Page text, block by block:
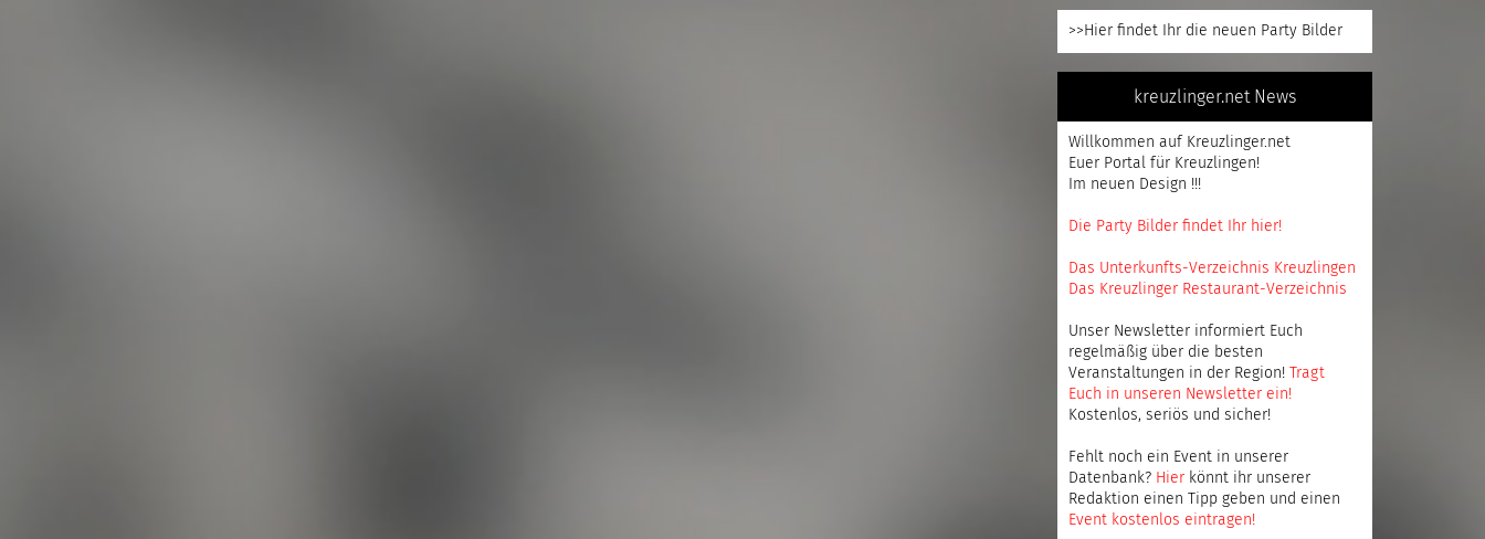
>>Hier findet Ihr die neuen Party Bilder
kreuzlinger.net News
Willkommen auf Kreuzlinger.net
Euer Portal für Kreuzlingen!
Im neuen Design !!!
Die Party Bilder findet Ihr hier!
Das Unterkunfts-Verzeichnis Kreuzlingen
Das Kreuzlinger Restaurant-Verzeichnis
Unser Newsletter informiert Euch
regelmäßig über die besten
Veranstaltungen in der Region! Tragt
Euch in unseren Newsletter ein!
Kostenlos, seriös und sicher!
Fehlt noch ein Event in unserer
Datenbank? Hier könnt ihr unserer
Redaktion einen Tipp geben und einen
Event kostenlos eintragen!